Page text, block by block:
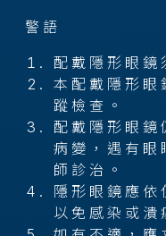
警語
配戴隱形眼鏡
本配戴隱形眼
蹤檢查。
配戴隱形眼鏡
病變，遇有眼
師診治。
隱形眼鏡應依
以免感染或潰